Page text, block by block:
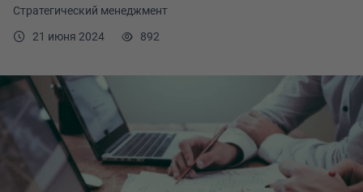
Стратегический менеджмент
21 июня 2024
892